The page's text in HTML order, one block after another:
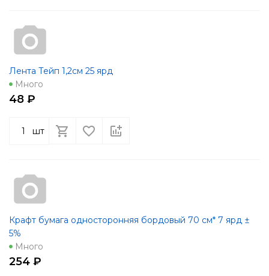
Лента Тейп 1,2см 25 ярд
Много
48 ₽
шт
Крафт бумага односторонняя бордовый 70 см* 7 ярд ±
5%
Много
254 ₽